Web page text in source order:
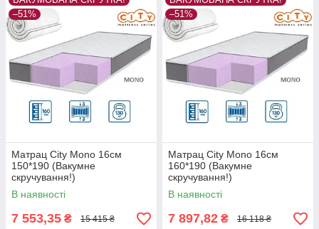
–51%
Матрац City Mono 16см
150*190 (Вакумне
скручування!)
В наявності
7 553,35 ₴ 15 415 ₴
–51%
Матрац City Mono 16см
160*190 (Вакумне
скручування!)
В наявності
7 897,82 ₴ 16 118 ₴